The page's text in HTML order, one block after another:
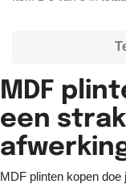
MDF
een
MDF plinten kopen